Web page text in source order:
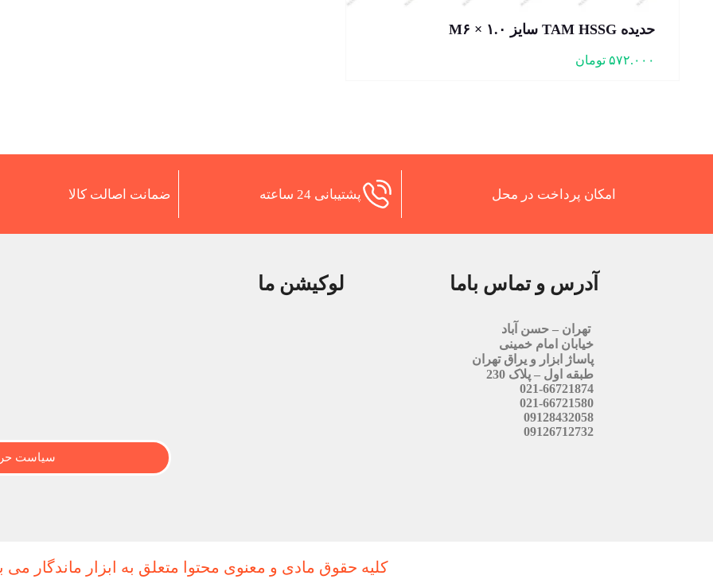
حدیده TAM HSSG سایز M۶ × ۱.۰
۵۷۲.۰۰۰ تومان
امکان پرداخت در محل پشتیبانی 24 ساعته ضمانت اصالت کالا
آدرس و تماس باما
تهران – حسن آباد
خیابان امام خمینی
پاساژ ابزار و یراق تهران
طبقه اول – پلاک 230
021-66721874
021-66721580
09128432058
09126712732
لوکیشن ما
سیاست
کلیه حقوق مادی و معنوی محتوا متعلق به ابزار ماندگار می